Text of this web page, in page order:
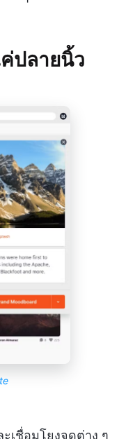
ปลายนิ้ว
เชื่อมโยงจุดต่าง ๆ